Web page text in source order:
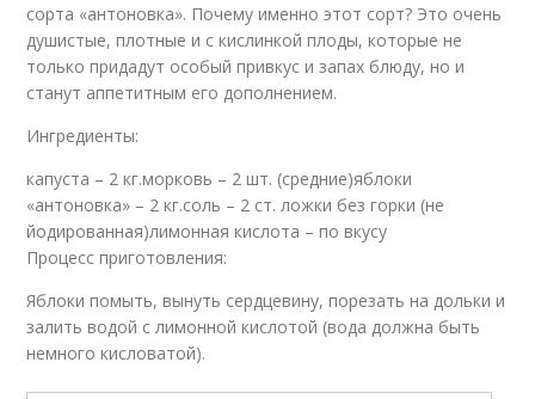
сорта «антоновка». Почему именно этот сорт? Это очень
душистые, плотные и с кислинкой плоды, которые не
только придадут особый привкус и запах блюду, но и
станут аппетитным его дополнением.
Ингредиенты:
капуста – 2 кг.морковь – 2 шт. (средние)яблоки
«антоновка» – 2 кг.соль – 2 ст. ложки без горки (не
йодированная)лимонная кислота – по вкусу
Процесс приготовления:
Яблоки помыть, вынуть сердцевину, порезать на дольки и
залить водой с лимонной кислотой (вода должна быть
немного кисловатой).